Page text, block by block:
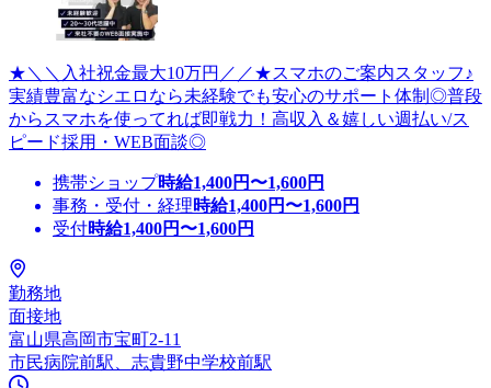
★＼＼入社祝金最大10万円／／★スマホのご案内スタッフ♪
実績豊富なシエロなら未経験でも安心のサポート体制◎普段
からスマホを使ってれば即戦力！高収入＆嬉しい週払い/ス
ピード採用・WEB面談◎
携帯ショップ時給1,400円〜1,600円
事務・受付・経理時給1,400円〜1,600円
受付時給1,400円〜1,600円
勤務地
面接地
富山県高岡市宝町2-11
市民病院前駅、志貴野中学校前駅